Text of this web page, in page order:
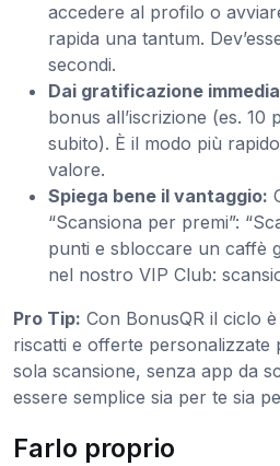
accedere al profilo o
rapida una tantum.
secondi.
Dai gratificazione
bonus all’iscrizione (es. 10
subito). È il modo più
valore.
Spiega bene il vantaggio:
“Scansiona per premi”:
punti e sbloccare un caffè
nel nostro VIP Club:
Pro Tip: Con BonusQR il ciclo
riscatti e offerte personalizzate
sola scansione, senza app da
essere semplice sia per te sia
Farlo proprio